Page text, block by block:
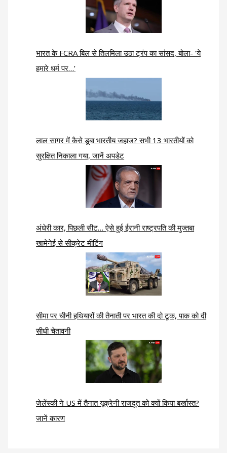
भारत के FCRA बिल से तिलमिला उठा ट्रंप का सांसद, बोला- ‘ये
हमारे धर्म पर…’
लाल सागर में कैसे डूबा भारतीय जहाज? सभी 13 भारतीयों को
सुरक्षित निकाला गया, जानें अपडेट
अंधेरी कार, पिछली सीट… ऐसे हुई ईरानी राष्ट्रपति की मुज्तबा
खामेनेई से सीक्रेट मीटिंग
सीमा पर चीनी हथियारों की तैनाती पर भारत की दो टूक, पाक को दी
सीधी चेतावनी
जेलेंस्की ने US में तैनात यूक्रेनी राजदूत को क्यों किया बर्खास्त?
जानें कारण